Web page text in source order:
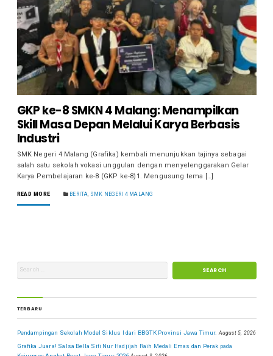
GKP ke-8 SMKN 4 Malang: Menampilkan
Skill Masa Depan Melalui Karya Berbasis
Industri
SMK Negeri 4 Malang (Grafika) kembali menunjukkan tajinya sebagai
salah satu sekolah vokasi unggulan dengan menyelenggarakan Gelar
Karya Pembelajaran ke-8 (GKP ke-8)1. Mengusung tema […]
READ MORE BERITA SMK NEGERI 4 MALANG
TERBARU
Pendampingan Sekolah Model Siklus I dari BBGTK Provinsi Jawa Timur. August 5, 2026
Grafika Juara! Salsa Bella Siti Nur Hadjijah Raih Medali Emas dan Perak pada